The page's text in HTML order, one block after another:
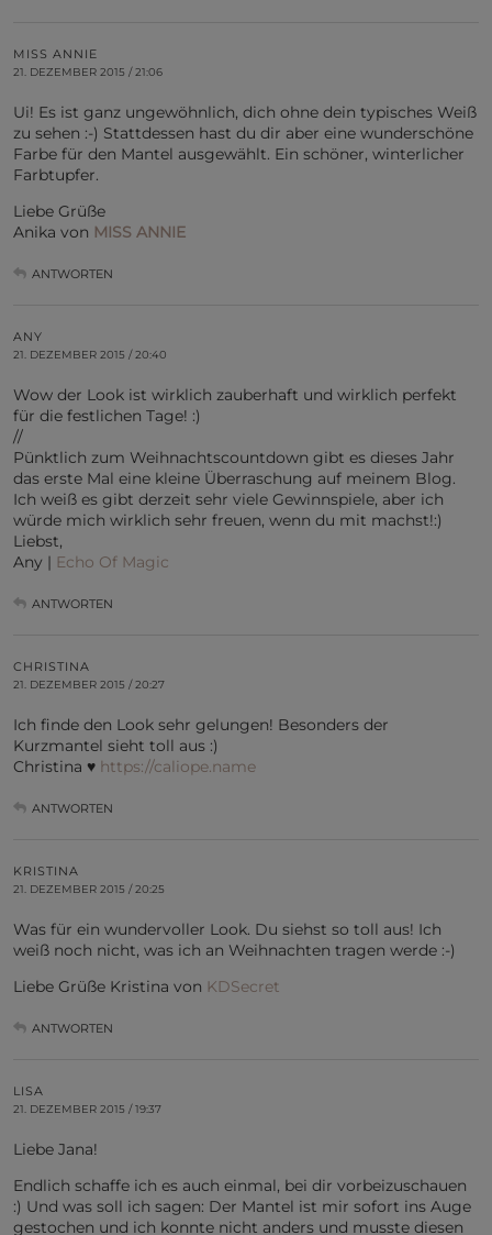
MISS ANNIE
21. DEZEMBER 2015 / 21:06
Ui! Es ist ganz ungewöhnlich, dich ohne dein typisches Weiß
zu sehen :-) Stattdessen hast du dir aber eine wunderschöne
Farbe für den Mantel ausgewählt. Ein schöner, winterlicher
Farbtupfer.
Liebe Grüße
Anika von MISS ANNIE
ANTWORTEN
ANY
21. DEZEMBER 2015 / 20:40
Wow der Look ist wirklich zauberhaft und wirklich perfekt
für die festlichen Tage! :)
//
Pünktlich zum Weihnachtscountdown gibt es dieses Jahr
das erste Mal eine kleine Überraschung auf meinem Blog.
Ich weiß es gibt derzeit sehr viele Gewinnspiele, aber ich
würde mich wirklich sehr freuen, wenn du mit machst!:)
Liebst,
Any | Echo Of Magic
ANTWORTEN
CHRISTINA
21. DEZEMBER 2015 / 20:27
Ich finde den Look sehr gelungen! Besonders der
Kurzmantel sieht toll aus :)
Christina ♥ https://caliope.name
ANTWORTEN
KRISTINA
21. DEZEMBER 2015 / 20:25
Was für ein wundervoller Look. Du siehst so toll aus! Ich
weiß noch nicht, was ich an Weihnachten tragen werde :-)
Liebe Grüße Kristina von KDSecret
ANTWORTEN
LISA
21. DEZEMBER 2015 / 19:37
Liebe Jana!
Endlich schaffe ich es auch einmal, bei dir vorbeizuschauen
:) Und was soll ich sagen: Der Mantel ist mir sofort ins Auge
gestochen und ich konnte nicht anders und musste diesen